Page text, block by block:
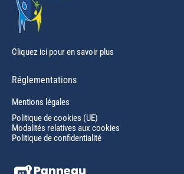
Cliquez ici pour en savoir plus
Réglementations
Mentions légales
Politique de cookies (UE)
Modalités relatives aux cookies
Politique de confidentialité